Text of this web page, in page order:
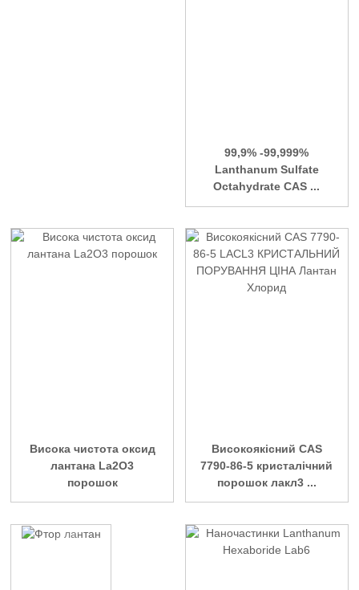
99,9% -99,999%
Lanthanum Sulfate
Octahydrate CAS ...
Висока чистота оксид
лантана La2O3
порошок
Високоякісний CAS
7790-86-5 кристалічний
порошок лакл3 ...